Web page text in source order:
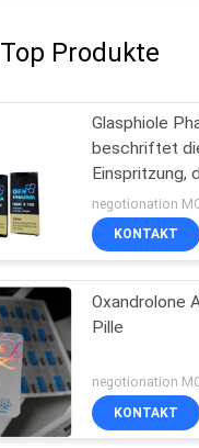
Top Produkte
Glasphiole
beschriftet
Einspritzung,
Verpacken
KONTAKT
Oxandrolone
Pille
KONTAKT